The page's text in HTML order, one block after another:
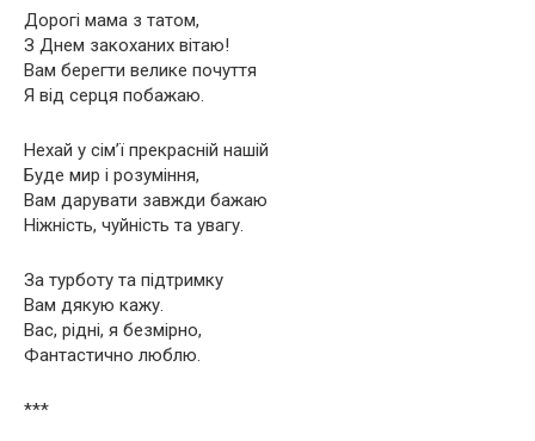
Дорогі мама з татом,
З Днем закоханих вітаю!
Вам берегти велике почуття
Я від серця побажаю.
Нехай у сім’ї прекрасній нашій
Буде мир і розуміння,
Вам дарувати завжди бажаю
Ніжність, чуйність та увагу.
За турботу та підтримку
Вам дякую кажу.
Вас, рідні, я безмірно,
Фантастично люблю.
***